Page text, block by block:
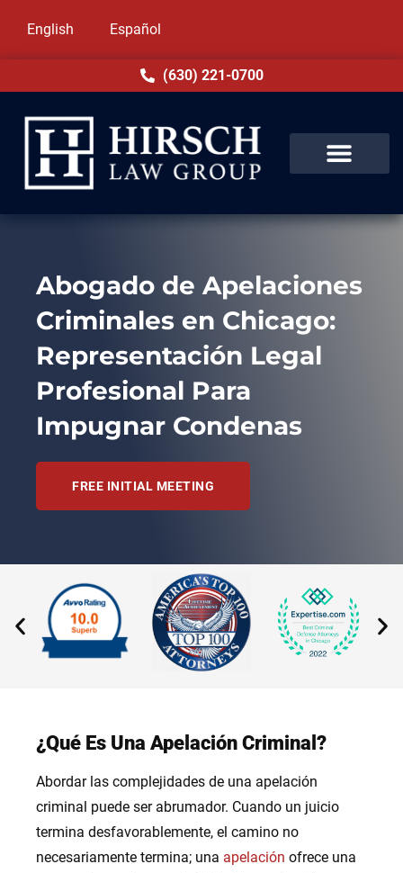
English Español
(630) 221-0700
Abogado de Apelaciones
Criminales en Chicago:
Representación Legal
Profesional Para
Impugnar Condenas
FREE INITIAL MEETING
¿Qué Es Una Apelación Criminal?
Abordar las complejidades de una apelación
criminal puede ser abrumador. Cuando un juicio
termina desfavorablemente, el camino no
necesariamente termina; una apelación ofrece una